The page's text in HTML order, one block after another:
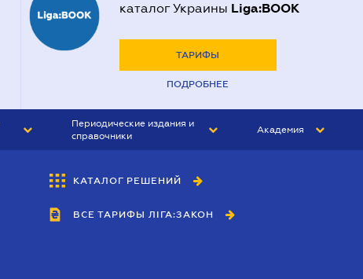
каталог Украины Liga:BOOK
ТАРИФЫ
ПОДРОБНЕЕ
Периодические издания и
справочники
БУХГАЛТЕР&ЗАКОН
ВЕСТНИК МСФО
Академия
КАТАЛОГ РЕШЕНИЙ
ВСЕ ТАРИФЫ ЛІГА:ЗАКОН